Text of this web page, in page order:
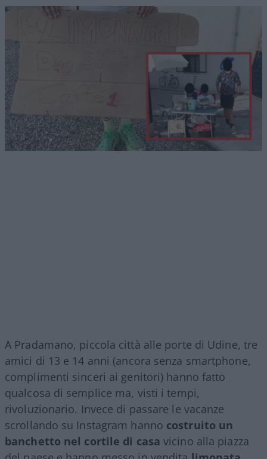
A Pradamano, piccola città alle porte di Udine, tre
amici di 13 e 14 anni (ancora senza smartphone,
complimenti sinceri ai genitori) hanno fatto
qualcosa di semplice ma, visti i tempi,
rivoluzionario. Invece di passare le vacanze
scrollando su Instagram hanno costruito un
banchetto nel cortile di casa vicino alla piazza